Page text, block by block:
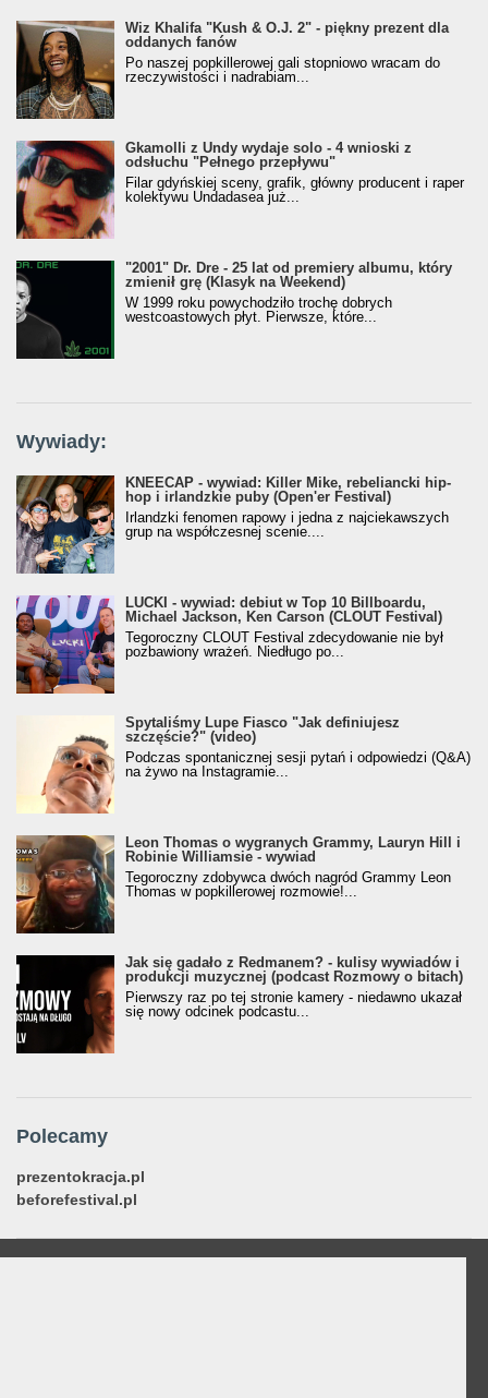
Wiz Khalifa "Kush & O.J. 2" - piękny prezent dla
oddanych fanów
Po naszej popkillerowej gali stopniowo wracam do
rzeczywistości i nadrabiam...
Gkamolli z Undy wydaje solo - 4 wnioski z
odsłuchu "Pełnego przepływu"
Filar gdyńskiej sceny, grafik, główny producent i raper
kolektywu Undadasea już...
"2001" Dr. Dre - 25 lat od premiery albumu, który
zmienił grę (Klasyk na Weekend)
W 1999 roku powychodziło trochę dobrych
westcoastowych płyt. Pierwsze, które...
Wywiady:
KNEECAP - wywiad: Killer Mike, rebeliancki hip-
hop i irlandzkie puby (Open'er Festival)
Irlandzki fenomen rapowy i jedna z najciekawszych
grup na współczesnej scenie....
LUCKI - wywiad: debiut w Top 10 Billboardu,
Michael Jackson, Ken Carson (CLOUT Festival)
Tegoroczny CLOUT Festival zdecydowanie nie był
pozbawiony wrażeń. Niedługo po...
Spytaliśmy Lupe Fiasco "Jak definiujesz
szczęście?" (video)
Podczas spontanicznej sesji pytań i odpowiedzi (Q&A)
na żywo na Instagramie...
Leon Thomas o wygranych Grammy, Lauryn Hill i
Robinie Williamsie - wywiad
Tegoroczny zdobywca dwóch nagród Grammy Leon
Thomas w popkillerowej rozmowie!...
Jak się gadało z Redmanem? - kulisy wywiadów i
produkcji muzycznej (podcast Rozmowy o bitach)
Pierwszy raz po tej stronie kamery - niedawno ukazał
się nowy odcinek podcastu...
Polecamy
prezentokracja.pl
beforefestival.pl